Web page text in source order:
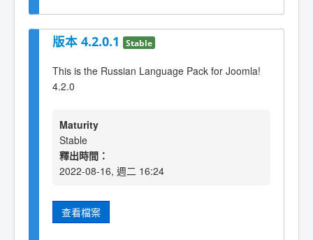
版本 4.2.0.1 Stable
This is the Russian Language Pack for Joomla!
4.2.0
Maturity
Stable
釋出時間：
2022-08-16, 週二 16:24
查看檔案